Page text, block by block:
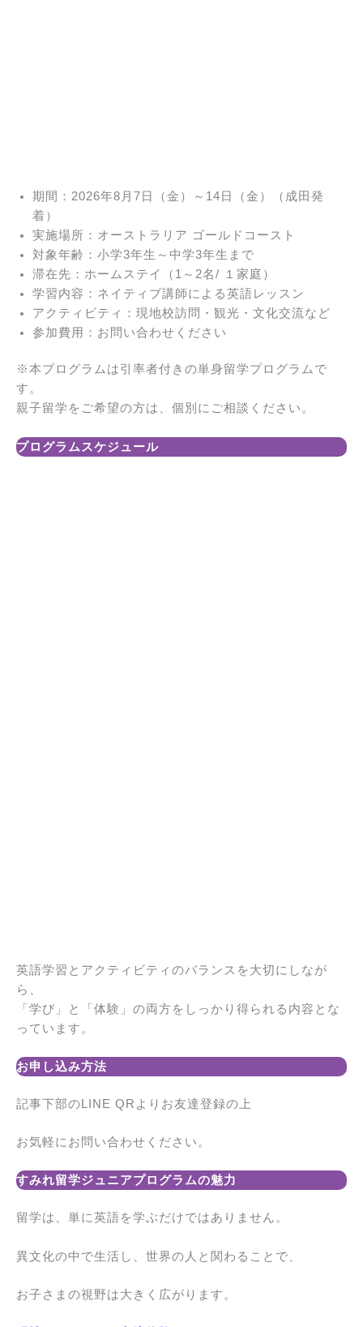
期間：2026年8月7日（金）～14日（金）（成田発
着）
実施場所：オーストラリア ゴールドコースト
対象年齢：小学3年生～中学3年生まで
滞在先：ホームステイ（1～2名/ １家庭）
学習内容：ネイティブ講師による英語レッスン
アクティビティ：現地校訪問・観光・文化交流など
参加費用：お問い合わせください
※本プログラムは引率者付きの単身留学プログラムで
す。
親子留学をご希望の方は、個別にご相談ください。
プログラムスケジュール
英語学習とアクティビティのバランスを大切にしなが
ら、
「学び」と「体験」の両方をしっかり得られる内容とな
っています。
お申し込み方法
記事下部のLINE QRよりお友達登録の上
お気軽にお問い合わせください。
すみれ留学ジュニアプログラムの魅力
留学は、単に英語を学ぶだけではありません。
異文化の中で生活し、世界の人と関わることで、
お子さまの視野は大きく広がります。